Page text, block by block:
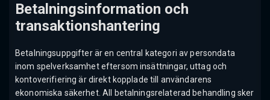
Betalningsinformation och
transaktionshantering
Betalningsuppgifter är en central kategori av persondata
inom spelverksamhet eftersom insättningar, uttag och
kontoverifiering är direkt kopplade till användarens
ekonomiska säkerhet. All betalningsrelaterad behandling sker